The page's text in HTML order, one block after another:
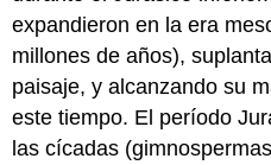
expandieron en la era
millones de años),
paisaje, y alcanzando su
este tiempo. El período
las cícadas